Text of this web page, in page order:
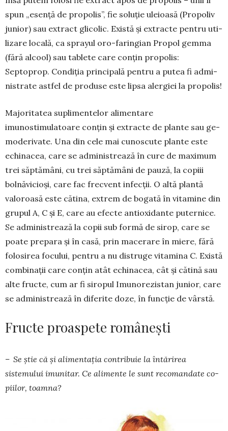
spun „esență de propolis”, fie soluție uleioasă (Propoliv
junior) sau extract glicolic. Există și extracte pentru uti­
lizare locală, ca sprayul oro-fa­ringian Propol gemma
(fără al­cool) sau tablete care conțin pro­polis:
Septoprop. Condi­ția prin­cipală pentru a putea fi admi­
nistrate astfel de produse este lipsa alergiei la propolis!
Ma­joritatea suplimentelor ali­mentare
imunostimulatoare con­țin și extracte de plante sau ge­
moderivate. Una din cele mai cunoscute plante este
echinacea, care se administrează în cure de maximum
trei săptămâni, cu trei săptămâni de pauză, la copiii
bolnăvicioși, care fac frec­vent infecții. O altă plantă
valoroasă este că­tina, extrem de bogată în vitamine din
grupul A, C și E, care au efecte antioxidante puternice.
Se adminis­trea­ză la copii sub formă de sirop, care se
poate prepara și în casă, prin macerare în miere, fără
folosirea focului, pentru a nu distruge vita­mina C. Există
combinații care conțin atât echi­nacea, cât și cătină sau
alte fructe, cum ar fi siro­pul Imuno­rezistan junior, care
se administrează în diferite doze, în funcție de vârstă.
Fructe proaspete românești
– Se știe că și alimentația con­tribuie la întă­rirea
sistemului imunitar. Ce alimente le sunt recomandate co­
piilor, toamna?